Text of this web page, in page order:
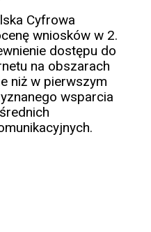
Cyfrowa
wniosków w 2.
dostępu do
na obszarach
niż w pierwszym
wsparcia